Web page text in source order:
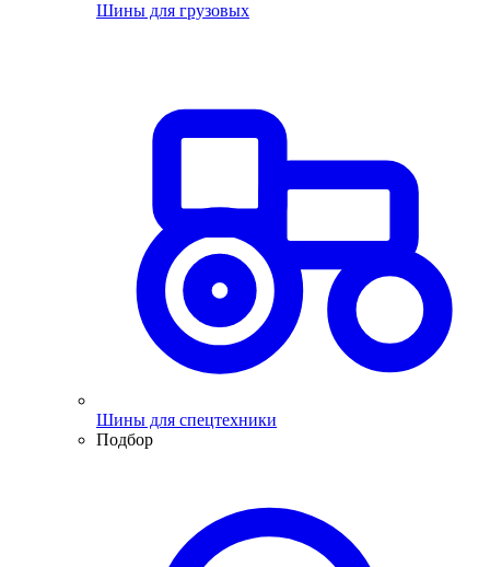
Шины для грузовых
Шины для спецтехники
Подбор